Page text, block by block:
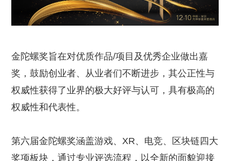
金陀螺奖旨在对优质作品/项目及优秀企业做出嘉
奖，鼓励创业者、从业者们不断进步，其公正性与
权威性获得了业界的极大好评与认可，具有极高的
权威性和代表性。
第六届金陀螺奖涵盖游戏、XR、电竞、区块链四大
奖项板块，通过专业评选流程，以全新的面貌迎接